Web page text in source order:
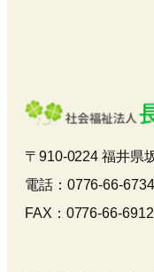
〒910-0224 福井県
電話：0776-66-6734
FAX：0776-66-6912